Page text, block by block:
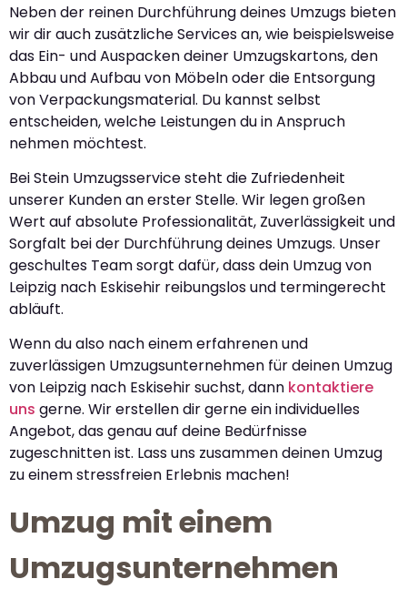
Neben der reinen Durchführung deines Umzugs bieten
wir dir auch zusätzliche Services an, wie beispielsweise
das Ein- und Auspacken deiner Umzugskartons, den
Abbau und Aufbau von Möbeln oder die Entsorgung
von Verpackungsmaterial. Du kannst selbst
entscheiden, welche Leistungen du in Anspruch
nehmen möchtest.
Bei Stein Umzugsservice steht die Zufriedenheit
unserer Kunden an erster Stelle. Wir legen großen
Wert auf absolute Professionalität, Zuverlässigkeit und
Sorgfalt bei der Durchführung deines Umzugs. Unser
geschultes Team sorgt dafür, dass dein Umzug von
Leipzig nach Eskisehir reibungslos und termingerecht
abläuft.
Wenn du also nach einem erfahrenen und
zuverlässigen Umzugsunternehmen für deinen Umzug
von Leipzig nach Eskisehir suchst, dann kontaktiere
uns gerne. Wir erstellen dir gerne ein individuelles
Angebot, das genau auf deine Bedürfnisse
zugeschnitten ist. Lass uns zusammen deinen Umzug
zu einem stressfreien Erlebnis machen!
Umzug mit einem
Umzugsunternehmen